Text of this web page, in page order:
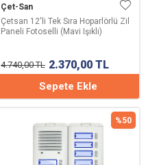
Çet-San
Çetsan 12'li Tek Sıra Hoparlörlü Zil
Paneli Fotoselli (Mavi Işıklı)
4.740,00TL 2.370,00 TL
Sepete Ekle
%50